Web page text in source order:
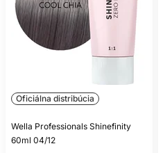
Oficiálna distribúcia
Wella Professionals Shinefinity
60ml 04/12